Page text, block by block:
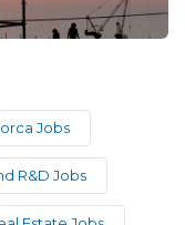
Jobs
R&D Jobs